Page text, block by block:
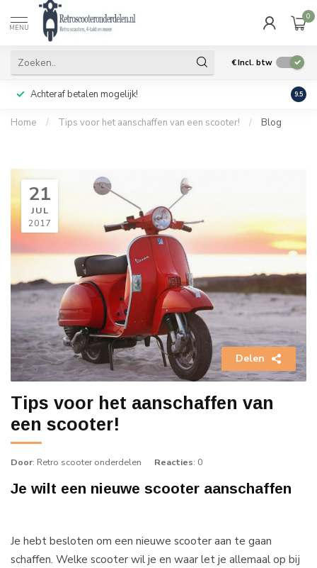
MENU
0
€Incl. btw
Achteraf betalen mogelijk! Geen
9.5
Home / Tips voor het aanschaffen van een scooter! / Blog
21
JUL
2017
Delen
Tips voor het aanschaffen van
een scooter!
Door: Retro scooter onderdelen Reacties: 0
Je wilt een nieuwe scooter aanschaffen
Je hebt besloten om een nieuwe scooter aan te gaan
schaffen. Welke scooter wil je en waar let je allemaal op bij